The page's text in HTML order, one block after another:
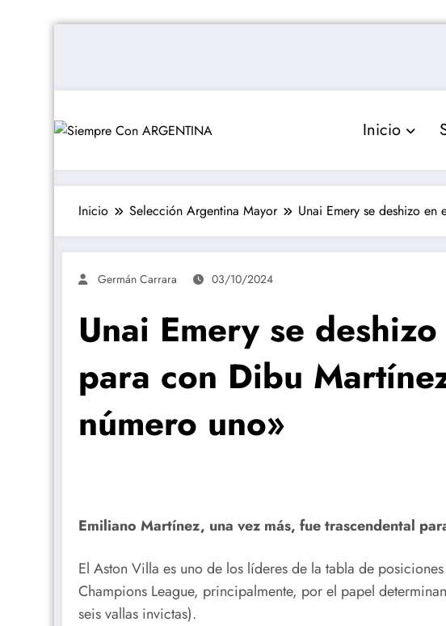
Inicio
Inicio Selección Argentina Mayor Unai Emery se deshizo
Germán Carrara 03/10/2024
Unai Emery se
para con Dibu
número uno»
Emiliano Martínez, una vez más, fue trascendental
El Aston Villa es uno de los líderes de la tabla de
Champions League, principalmente, por el papel
seis vallas invictas).